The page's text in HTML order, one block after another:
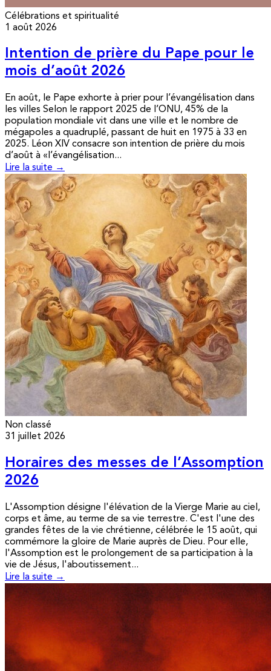
Célébrations et spiritualité
1 août 2026
Intention de prière du Pape pour le
mois d’août 2026
En août, le Pape exhorte à prier pour l’évangélisation dans
les villes Selon le rapport 2025 de l’ONU, 45% de la
population mondiale vit dans une ville et le nombre de
mégapoles a quadruplé, passant de huit en 1975 à 33 en
2025. Léon XIV consacre son intention de prière du mois
d’août à «l’évangélisation...
Lire la suite →
Non classé
31 juillet 2026
Horaires des messes de l’Assomption
2026
L'Assomption désigne l'élévation de la Vierge Marie au ciel,
corps et âme, au terme de sa vie terrestre. C'est l'une des
grandes fêtes de la vie chrétienne, célébrée le 15 août, qui
commémore la gloire de Marie auprès de Dieu. Pour elle,
l'Assomption est le prolongement de sa participation à la
vie de Jésus, l'aboutissement...
Lire la suite →